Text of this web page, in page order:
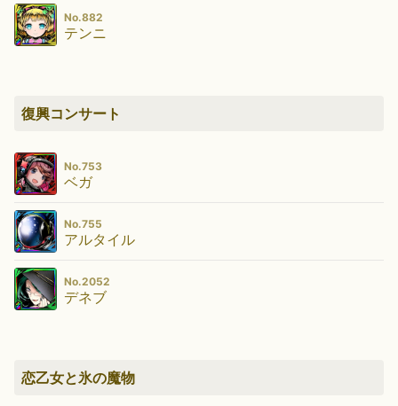
No.882
テンニ
復興コンサート
No.753
ベガ
No.755
アルタイル
No.2052
デネブ
恋乙女と氷の魔物